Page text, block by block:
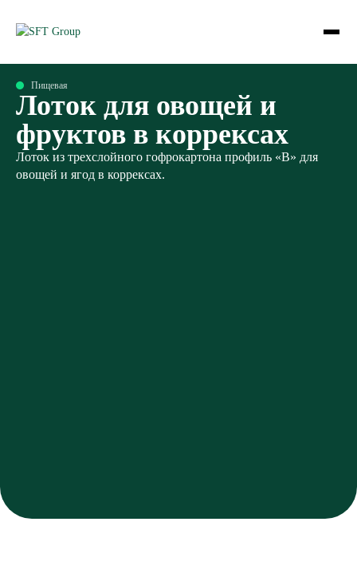
Пищевая
Лоток для овощей и
фруктов в коррексах
Лоток из трехслойного гофрокартона профиль «В» для
овощей и ягод в коррексах.